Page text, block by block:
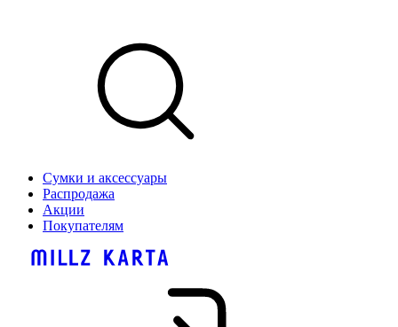
Сумки и аксессуары
Распродажа
Акции
Покупателям